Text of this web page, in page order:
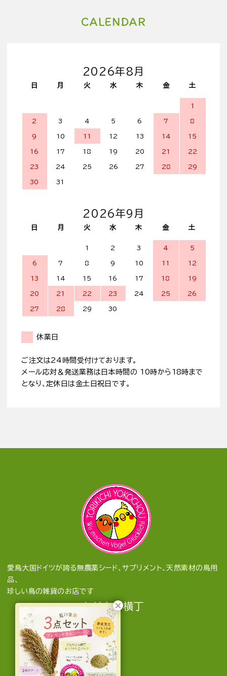
CALENDAR
2026年8月
日 月 火 水 木 金 土
1
2 3 4 5 6 7 8
9 10 11 12 13 14 15
16 17 18 19 20 21 22
23 24 25 26 27 28 29
30 31
2026年9月
日 月 火 水 木 金 土
1 2 3 4 5
6 7 8 9 10 11 12
13 14 15 16 17 18 19
20 21 22 23 24 25 26
27 28 29 30
休業日
ご注文は24時間受付けております。
メール応対＆発送業務は日本時間の 10時から18時まで
となり、定休日は金土日祝日です。
愛鳥大国ドイツが誇る無農薬シード、サプリメント、天然素材の鳥用
品、
珍しい鳥の雑貨のお店です
とりきち横丁